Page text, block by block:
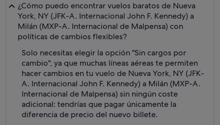
¿Cómo puedo encontrar vuelos baratos de Nueva
York, NY (JFK-A. Internacional John F. Kennedy) a
Milán (MXP-A. Internacional de Malpensa) con
políticas de cambios flexibles?
Solo necesitas elegir la opción "Sin cargos por
cambio", ya que muchas líneas aéreas te permiten
hacer cambios en tu vuelo de Nueva York, NY (JFK-
A. Internacional John F. Kennedy) a Milán (MXP-A.
Internacional de Malpensa) sin ningún coste
adicional: tendrías que pagar únicamente la
diferencia de precio del nuevo billete.